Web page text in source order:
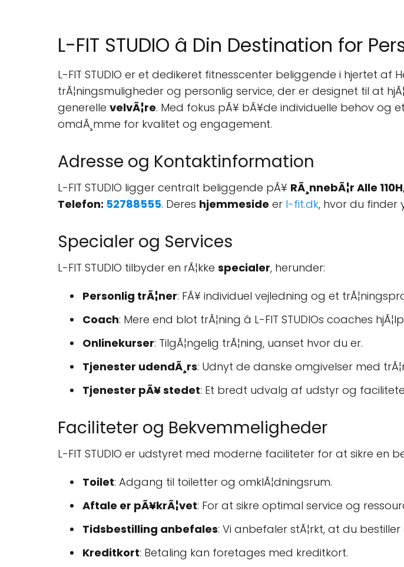
L-FIT STUDIO â Din Destination for
L-FIT STUDIO er et dedikeret fitnesscenter beliggende i hjertet af
trÃ¦ningsmuligheder og personlig service, der er designet til at
generelle velvÃ¦re. Med fokus pÃ¥ bÃ¥de individuelle behov og
omdÃ¸mme for kvalitet og engagement.
Adresse og Kontaktinformation
L-FIT STUDIO ligger centralt beliggende pÃ¥ RÃ¸nnebÃ¦r Alle
Telefon: 52788555. Deres hjemmeside er l-fit.dk, hvor du finder
Specialer og Services
L-FIT STUDIO tilbyder en rÃ¦kke specialer, herunder:
Personlig trÃ¦ner: FÃ¥ individuel vejledning og et
Coach: Mere end blot trÃ¦ning â L-FIT STUDIOs coaches
Onlinekurser: TilgÃ¦ngelig trÃ¦ning, uanset hvor du er.
Tjenester udendÃ¸rs: Udnyt de danske omgivelser med
Tjenester pÃ¥ stedet: Et bredt udvalg af udstyr og
Faciliteter og Bekvemmeligheder
L-FIT STUDIO er udstyret med moderne faciliteter for at sikre en
Toilet: Adgang til toiletter og omklÃ¦dningsrum.
Aftale er pÃ¥krÃ¦vet: For at sikre optimal service og
Tidsbestilling anbefales: Vi anbefaler stÃ¦rkt, at du
Kreditkort: Betaling kan foretages med kreditkort.